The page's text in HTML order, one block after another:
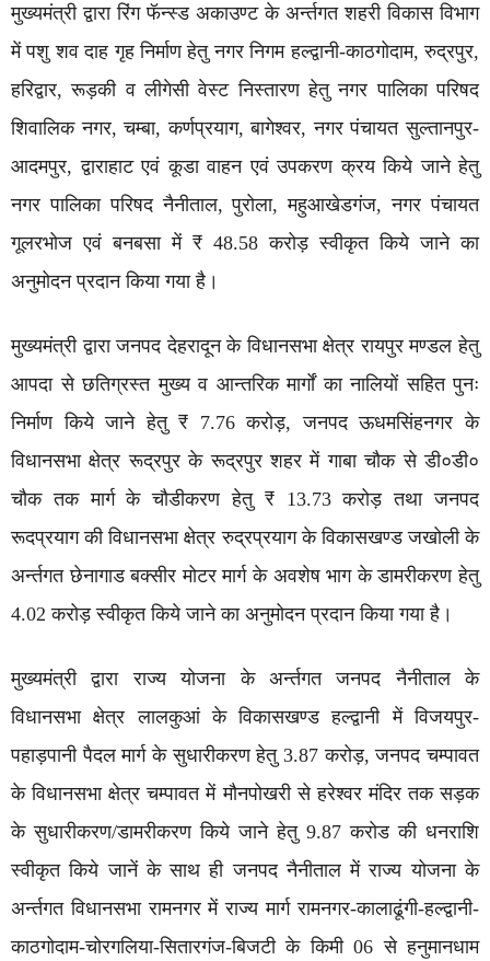
मुख्यमंत्री द्वारा रिंग फॅन्स्ड अकाउण्ट के अर्न्तगत शहरी विकास विभाग
में पशु शव दाह गृह निर्माण हेतु नगर निगम हल्द्वानी-काठगोदाम, रुद्रपुर,
हरिद्वार, रूड़की व लीगेसी वेस्ट निस्तारण हेतु नगर पालिका परिषद
शिवालिक नगर, चम्बा, कर्णप्रयाग, बागेश्वर, नगर पंचायत सुल्तानपुर-
आदमपुर, द्वाराहाट एवं कूडा वाहन एवं उपकरण क्रय किये जाने हेतु
नगर पालिका परिषद नैनीताल, पुरोला, महुआखेडगंज, नगर पंचायत
गूलरभोज एवं बनबसा में ₹ 48.58 करोड़ स्वीकृत किये जाने का
अनुमोदन प्रदान किया गया है।
मुख्यमंत्री द्वारा जनपद देहरादून के विधानसभा क्षेत्र रायपुर मण्डल हेतु
आपदा से छतिग्रस्त मुख्य व आन्तरिक मार्गों का नालियों सहित पुनः
निर्माण किये जाने हेतु ₹ 7.76 करोड़, जनपद ऊधमसिंहनगर के
विधानसभा क्षेत्र रूद्रपुर के रूद्रपुर शहर में गाबा चौक से डी०डी०
चौक तक मार्ग के चौडीकरण हेतु ₹ 13.73 करोड़ तथा जनपद
रूदप्रयाग की विधानसभा क्षेत्र रुद्रप्रयाग के विकासखण्ड जखोली के
अर्न्तगत छेनागाड बक्सीर मोटर मार्ग के अवशेष भाग के डामरीकरण हेतु
4.02 करोड़ स्वीकृत किये जाने का अनुमोदन प्रदान किया गया है।
मुख्यमंत्री द्वारा राज्य योजना के अर्न्तगत जनपद नैनीताल के
विधानसभा क्षेत्र लालकुआं के विकासखण्ड हल्द्वानी में विजयपुर-
पहाड़पानी पैदल मार्ग के सुधारीकरण हेतु 3.87 करोड़, जनपद चम्पावत
के विधानसभा क्षेत्र चम्पावत में मौनपोखरी से हरेश्वर मंदिर तक सड़क
के सुधारीकरण/डामरीकरण किये जाने हेतु 9.87 करोड की धनराशि
स्वीकृत किये जानें के साथ ही जनपद नैनीताल में राज्य योजना के
अर्न्तगत विधानसभा रामनगर में राज्य मार्ग रामनगर-कालाढूंगी-हल्द्वानी-
काठगोदाम-चोरगलिया-सितारगंज-बिजटी के किमी 06 से हनुमानधाम